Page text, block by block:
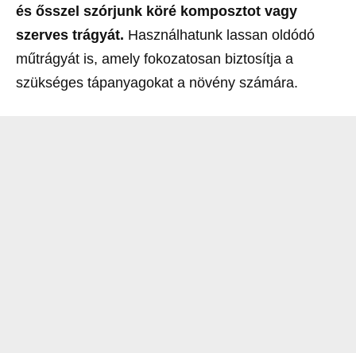
és ősszel szórjunk köré komposztot vagy
szerves trágyát. Használhatunk lassan oldódó
műtrágyát is, amely fokozatosan biztosítja a
szükséges tápanyagokat a növény számára.